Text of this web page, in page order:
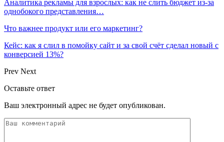
Аналитика рекламы для взрослых: как не слить бюджет из-за
однобокого представления…
Что важнее продукт или его маркетинг?
Кейс: как я слил в помойку сайт и за свой счёт сделал новый с
конверсией 13%?
Prev Next
Оставьте ответ
Ваш электронный адрес не будет опубликован.